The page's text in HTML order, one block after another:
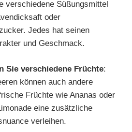
verschiedene Süßungsmittel
oder
Jedes hat seinen
und Geschmack.
Sie verschiedene Früchte:
können auch andere
Früchte wie Ananas oder
eine zusätzliche
verleihen.